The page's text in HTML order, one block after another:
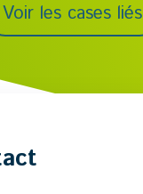
Voir les cases liés